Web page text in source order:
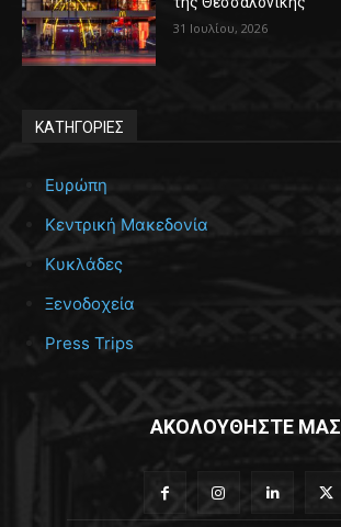
31 Ιουλίου, 2026
ΚΑΤΗΓΟΡΙΕΣ
Ευρώπη
Κεντρική Μακεδονία
Κυκλάδες
Ξενοδοχεία
Press Trips
ΑΚΟΛΟΥΘΗΣΤΕ ΜΑΣ